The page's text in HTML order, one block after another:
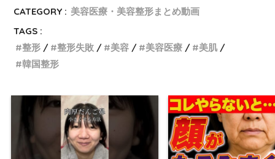
CATEGORY : 美容医療・美容整形まとめ動画
TAGS :
整形
整形失敗 美容 美容医療
美肌
韓国整形